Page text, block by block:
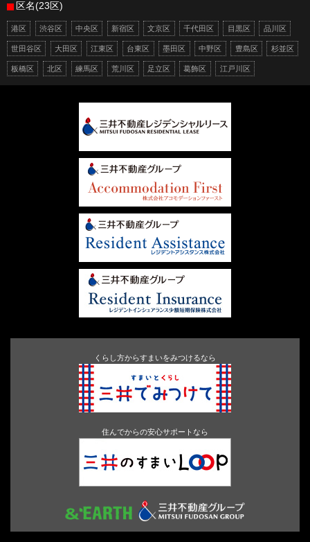
区名(23区)
港区 渋谷区 中央区 新宿区 文京区 千代田区 目黒区 品川区
世田谷区 大田区 江東区 台東区 墨田区 中野区 豊島区 杉並区
板橋区 北区 練馬区 荒川区 足立区 葛飾区 江戸川区
くらし方からすまいをみつけるなら
住んでからの安心サポートなら